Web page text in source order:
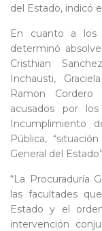
del Estado, indicó
En cuanto a los
determinó
Cristhian
Inchausti,
Ramon Cordero
acusados por
Incumplimiento
Pública,
General del
“La Procuraduría
las facultades
Estado y el
intervención